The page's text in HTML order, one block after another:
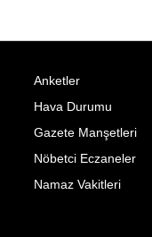
Anketler
Hava Durumu
Gazete Manşetleri
Nöbetci Eczaneler
Namaz Vakitleri